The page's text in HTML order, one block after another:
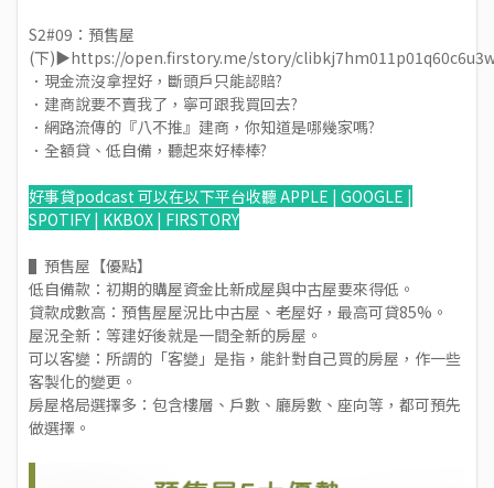
S2#09：預售屋
(下)▶https://open.firstory.me/story/
．現金流沒拿捏好，斷頭戶只能認賠?
．建商說要不賣我了，寧可跟我買回去?
．網路流傳的『八不推』建商，你知道是哪幾家嗎?
．全額貸、低自備，聽起來好棒棒?
好事貸podcast 可以在以下平台收聽 APPLE | GOOGLE |
SPOTIFY | KKBOX | FIRSTORY
▌預售屋【優點】
低自備款：初期的購屋資金比新成屋與中古屋要來得低。
貸款成數高：預售屋屋況比中古屋、老屋好，最高可貸85%。
屋況全新：等建好後就是一間全新的房屋。
可以客變：所謂的「客變」是指，能針對自己買的房屋，作一些
客製化的變更。
房屋格局選擇多：包含樓層、戶數、廳房數、座向等，都可預先
做選擇。